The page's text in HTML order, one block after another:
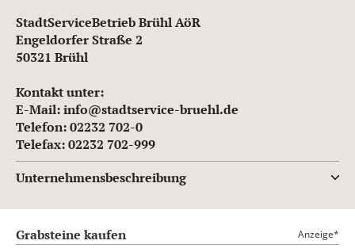
StadtServiceBetrieb Brühl AöR
Engeldorfer Straße 2
50321 Brühl
Kontakt unter:
E-Mail: info@stadtservice-bruehl.de
Telefon: 02232 702-0
Telefax: 02232 702-999
Unternehmensbeschreibung
Grabsteine kaufen Anzeige*